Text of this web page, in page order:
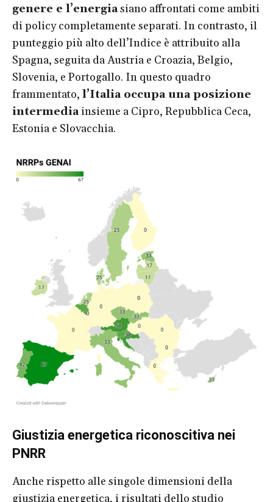
genere e l’energiasiano affrontati come ambiti
di policy completamente separati. In contrasto, il
punteggio più alto dell’Indice è attribuito alla
Spagna, seguita da Austria e Croazia, Belgio,
Slovenia, e Portogallo. In questo quadro
frammentato, l’Italia occupa una posizione
intermediainsieme a Cipro, Repubblica Ceca,
Estonia e Slovacchia.
Giustizia energetica riconoscitiva nei
PNRR
Anche rispetto alle singole dimensioni della
giustizia energetica, i risultati dello studio